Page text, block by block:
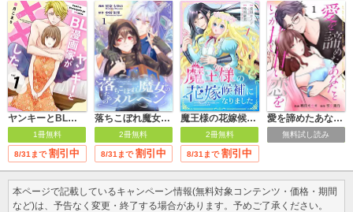
ヤンキーとBL漫画家が××した【合冊版】
1冊無料
8/31まで 割引中
落ちこぼれ魔女のためのメルヘン
2冊無料
8/31まで 割引中
魔王様の花嫁候補になりました
2冊無料
8/31まで 割引中
愛を諦めたあなたといつか甘い甘い恋を
無料試し読み
本ページで記載しているキャンペーン情報(無料対象コンテンツ・価格・期間
など)は、予告なく変更・終了する場合があります。予めご了承ください。